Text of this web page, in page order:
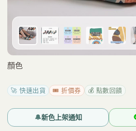
顏色
🚀 快速出貨 🎟️ 折價券 💰 點數回饋
🔔新色上架通知